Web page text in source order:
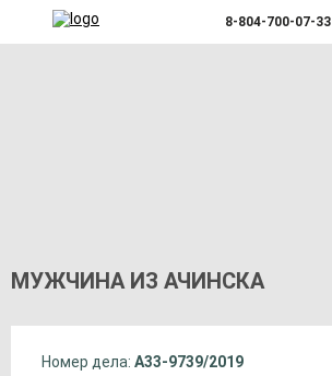
8-804-700-07-33
МУЖЧИНА ИЗ АЧИНСКА
Номер дела: А33-9739/2019